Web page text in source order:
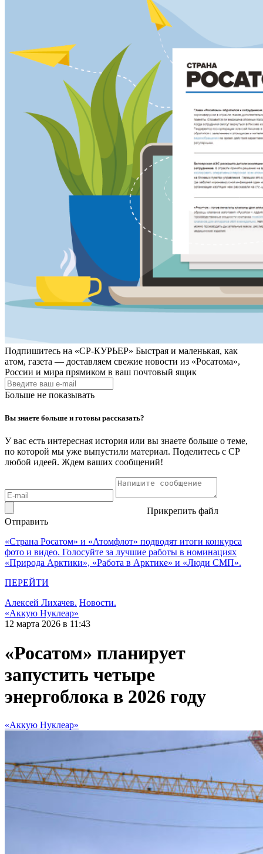
Подпишитесь на «СР-КУРЬЕР» Быстрая и маленькая, как
атом, газета — доставляем свежие новости из «Росатома»,
России и мира прямиком в ваш почтовый ящик
Больше не показывать
Вы знаете больше и готовы рассказать?
У вас есть интересная история или вы знаете больше о теме,
по которой мы уже выпустили материал. Поделитесь с СР
любой идеей. Ждем ваших сообщений!
Прикрепить файл
Отправить
«Страна Росатом» и «Атомфлот» подводят итоги конкурса
фото и видео. Голосуйте за лучшие работы в номинациях
«Природа Арктики», «Работа в Арктике» и «Люди СМП».
ПЕРЕЙТИ
Алексей Лихачев. Новости.
«Аккую Нуклеар»
12 марта 2026 в 11:43
«Росатом» планирует
запустить четыре
энергоблока в 2026 году
«Аккую Нуклеар»